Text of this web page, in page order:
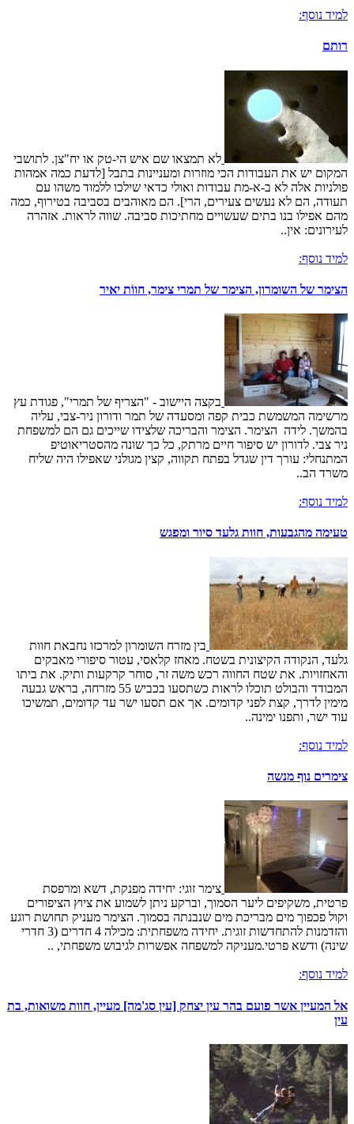
למיד נוסף:
רותם
לא תמצאו שם איש הי-טק או יח"צן. לתושבי
המקום יש את העבודות הכי מוזרות ומעניינות בתבל [לדעת כמה אמהות
פולניות אלה לא ב-א-מת עבודות ואולי כדאי שילכו ללמוד משהו עם
תעודה, הם לא נעשים צעירים, הרי]. הם מאוהבים בסביבה בטירוף, כמה
מהם אפילו בנו בתים שעשויים מחתיכות סביבה. שווה לראות. אזהרה
לעירונים: אין..
למיד נוסף:
הצימר של השומרון, הצימר של תמרי צימר, חווֹת יאיר
בקצה היישוב - "הצריף של תמרי", פגודת עץ
מרשימה המשמשת כבית קפה ומסעדה של תמר ודורון ניר-צבי, עליה
בהמשך. לידה הצימר. הצימר והבריכה שלצידו שייכים גם הם למשפחת
ניר צבי. לדורון יש סיפור חיים מרתק, כל כך שונה מהסטריאוטיפ
המתנחלי: עורך דין שגדל בפתח תקווה, קצין מגולני שאפילו היה שליח
משרד הב..
למיד נוסף:
טעימה מהגבעות, חוות גלעד סיור ומפגש
בין מזרח השומרון למרכזו נחבאת חוות
גלעד, הנקודה הקיצונית בשטח. מאחז קלאסי, עטור סיפורי מאבקים
והאחזויות. את שטח החווה רכש משה זר, סוחר קרקעות ותיק. את ביתו
המבודד והבולט תוכלו לראות כשתסעו בכביש 55 מזרחה, בראש גבעה
מימין לדרך, קצת לפני קדומים. אך אם תסעו ישר עד קדומים, תמשיכו
עוד ישר, ותפנו ימינה..
למיד נוסף:
צימרים נוף מנשה
צימר זוגי: יחידה מפנקת, דשא ומרפסת
פרטית, משקיפים ליער הסמוך, וברקע ניתן לשמוע את ציוץ הציפורים
וקול פכפוך מים מבריכת מים שנבנתה בסמוך. הצימר מעניק תחושת רוגע
והזדמנות להתחדשות זוגית. יחידה משפחתית: מכילה 4 חדרים (3 חדרי
שינה) ודשא פרטי.מעניקה למשפחה אפשרות לגיבוש משפחתי, ..
למיד נוסף:
אל המעיין אשר פועם בהר עין יצחק [עין סג'מה] מעיין, חוות משואות, בת
עין